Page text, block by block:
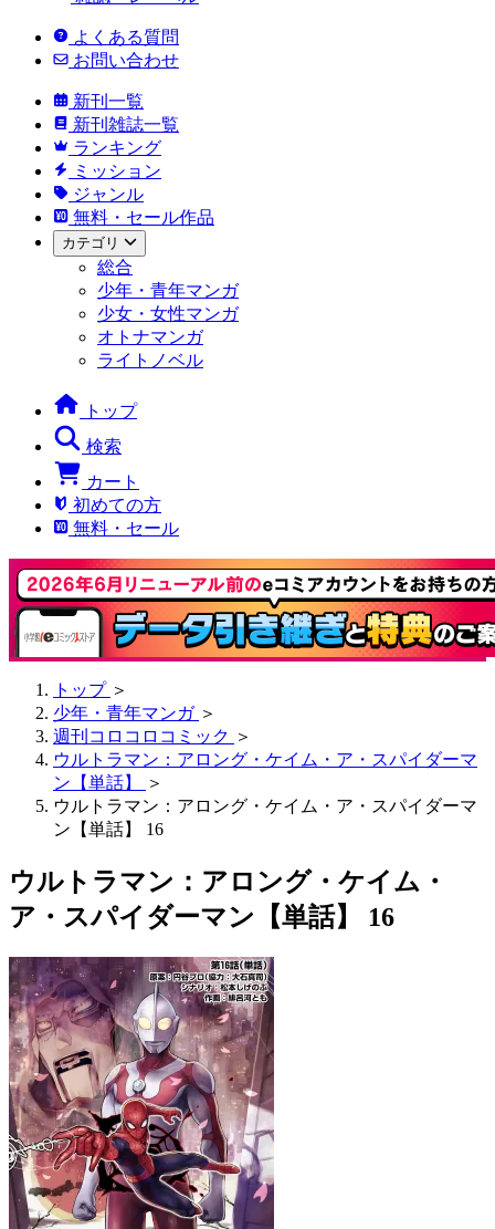
よくある質問
お問い合わせ
新刊一覧
新刊雑誌一覧
ランキング
ミッション
ジャンル
無料・セール作品
カテゴリ
総合
少年・青年マンガ
少女・女性マンガ
オトナマンガ
ライトノベル
トップ
検索
カート
初めての方
無料・セール
トップ ＞
少年・青年マンガ ＞
週刊コロコロコミック ＞
ウルトラマン：アロング・ケイム・ア・スパイダーマ
ン【単話】
＞
ウルトラマン：アロング・ケイム・ア・スパイダーマ
ン【単話】 16
ウルトラマン：アロング・ケイム・
ア・スパイダーマン【単話】 16